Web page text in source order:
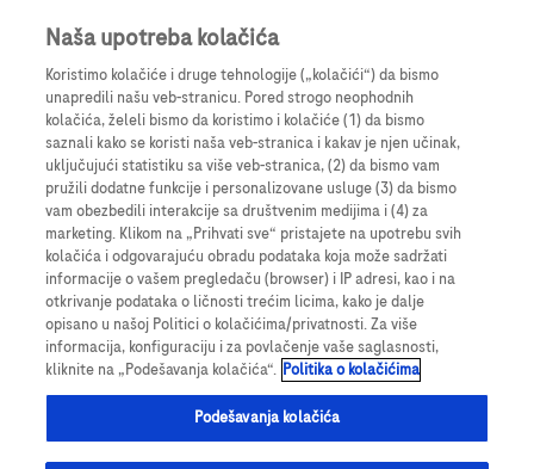
Onkologija
Naša upotreba kolačića
Koristimo kolačiće i druge tehnologije („kolačići“) da bismo
unapredili našu veb-stranicu. Pored strogo neophodnih
kolačića, želeli bismo da koristimo i kolačiće (1) da bismo
saznali kako se koristi naša veb-stranica i kakav je njen učinak,
uključujući statistiku sa više veb-stranica, (2) da bismo vam
pružili dodatne funkcije i personalizovane usluge (3) da bismo
vam obezbedili interakcije sa društvenim medijima i (4) za
marketing. Klikom na „Prihvati sve“ pristajete na upotrebu svih
kolačića i odgovarajuću obradu podataka koja može sadržati
informacije o vašem pregledaču (browser) i IP adresi, kao i na
otkrivanje podataka o ličnosti trećim licima, kako je dalje
opisano u našoj Politici o kolačićima/privatnosti. Za više
informacija, konfiguraciju i za povlačenje vaše saglasnosti,
kliknite na „Podešavanja kolačića“. Politika o kolačićima
Podešavanja kolačića